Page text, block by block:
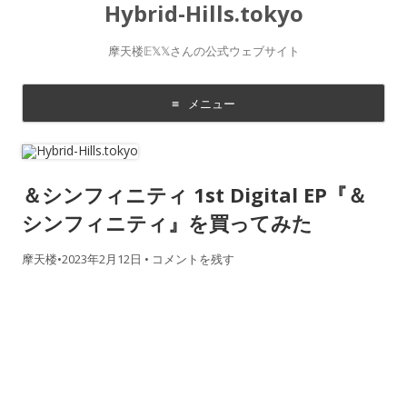
Hybrid-Hills.tokyo
摩天楼𝔼𝕏𝕏さんの公式ウェブサイト
メニュー
コ
ン
テ
に
移
動
す
＆シンフィニティ 1st Digital EP『＆
シンフィニティ』を買ってみた
摩天楼•2023年2月12日 • コメントを残す